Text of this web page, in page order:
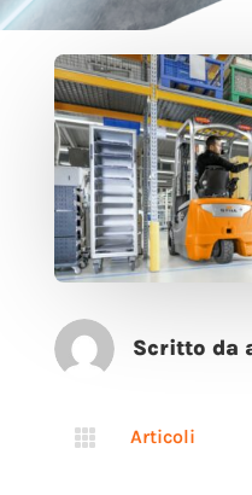
Scritto da
 Articoli